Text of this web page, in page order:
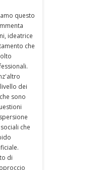
questo
ideatrice
che
dei
sono
che
di